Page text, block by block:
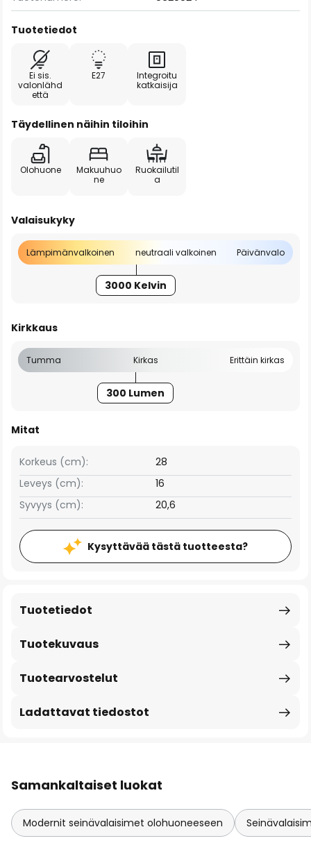
Tuotetiedot
Ei sis.
valonlähd
että
E27
Integroitu
katkaisija
Täydellinen näihin tiloihin
Olohuone
Makuuhuo
ne
Ruokailutil
a
Valaisukyky
Lämpimänvalkoinen neutraali valkoinen Päivänvalo
3000 Kelvin
Kirkkaus
Tumma Kirkas Erittäin kirkas
300 Lumen
Mitat
Leveys (cm): 16
Korkeus (cm): 28
Syvyys (cm): 20,6
Kysyttävää tästä tuotteesta?
Tuotekuvaus
Tuotetiedot
Tuotearvostelut
Ladattavat tiedostot
Samankaltaiset luokat
Modernit seinävalaisimet olohuoneeseen